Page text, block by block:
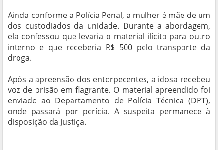
Ainda conforme a Polícia Penal, a mulher é mãe de um
dos custodiados da unidade. Durante a abordagem,
ela confessou que levaria o material ilícito para outro
interno e que receberia R$ 500 pelo transporte da
droga.
Após a apreensão dos entorpecentes, a idosa recebeu
voz de prisão em flagrante. O material apreendido foi
enviado ao Departamento de Polícia Técnica (DPT),
onde passará por perícia. A suspeita permanece à
disposição da Justiça.